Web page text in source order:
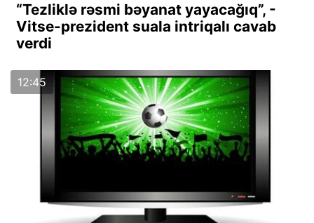
“Tezliklə rəsmi bəyanat yayacağıq”, -
Vitse-prezident suala intriqalı cavab
verdi
12:45